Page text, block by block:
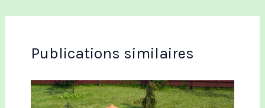
Publications similaires